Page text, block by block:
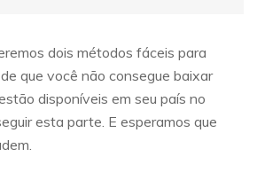
dois métodos fáceis para
que você não consegue baixar
disponíveis em seu país no
esta parte. E esperamos que